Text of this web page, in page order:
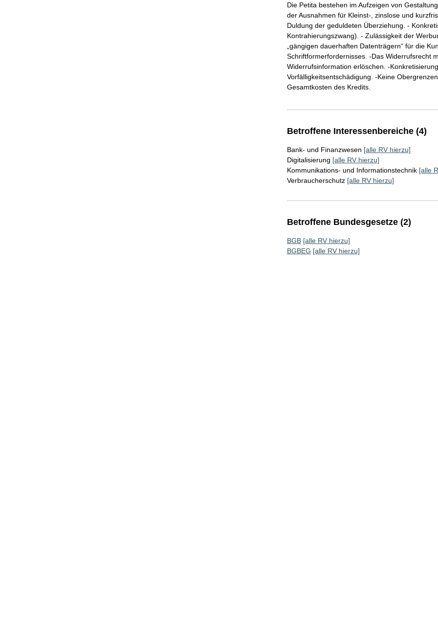
Die Petita bestehen im Aufzeigen von
der Ausnahmen für Kleinst-, zinslose und
Duldung der geduldeten Überziehung. -
Kontrahierungszwang). - Zulässigkeit der
„gängigen dauerhaften Datenträgern“ für die
Schriftformerfordernisses. -Das Widerrufsrecht
Widerrufsinformation erlöschen. -
Vorfälligkeitsentschädigung. -Keine
Gesamtkosten des Kredits.
Betroffene Interessenbereiche (4)
Bank- und Finanzwesen [alle RV hierzu]
Digitalisierung [alle RV hierzu]
Kommunikations- und Informationstechnik [alle
Verbraucherschutz [alle RV hierzu]
Betroffene Bundesgesetze (2)
BGB [alle RV hierzu]
BGBEG [alle RV hierzu]